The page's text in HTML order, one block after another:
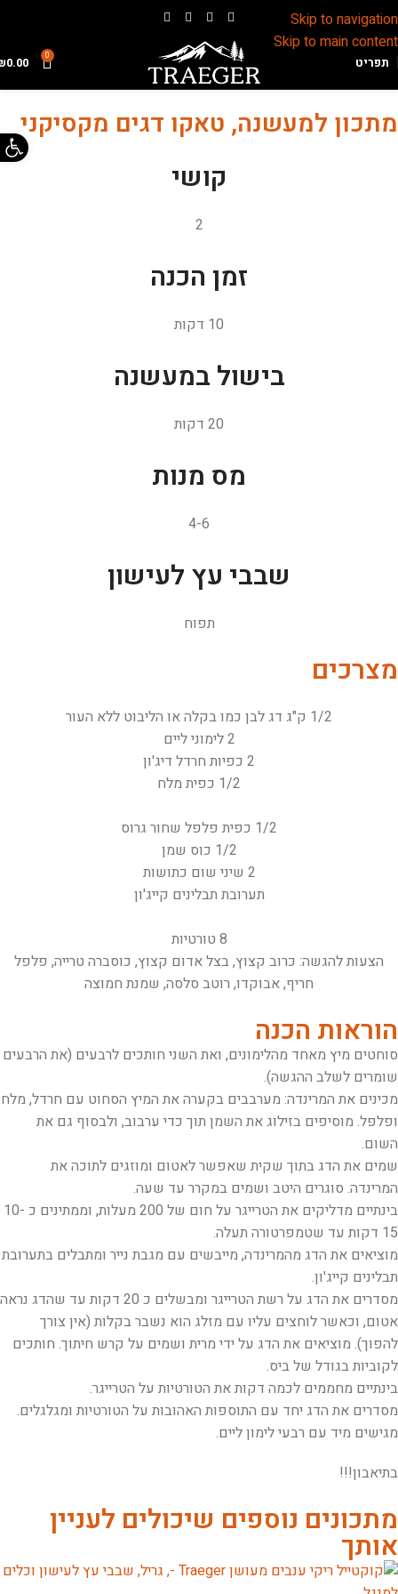
Skip to navigation
Skip to main content
תפריט 0
0.00
מתכון למעשנה, טאקו דגים מקסיקני
קושי
2
זמן הכנה
10 דקות
בישול במעשנה
20 דקות
מס מנות
4-6
שבבי עץ לעישון
תפוח
מצרכים
1/2 ק"ג דג לבן כמו בקלה או הליבוט ללא העור
2 לימוני ליים
2 כפיות חרדל דיג'ון
1/2 כפית מלח
1/2 כפית פלפל שחור גרוס
1/2 כוס שמן
2 שיני שום כתושות
תערובת תבלינים קייג'ון
8 טורטיות
הצעות להגשה: כרוב קצוץ, בצל אדום קצוץ, כוסברה טרייה, פלפל
חריף, אבוקדו, רוטב סלסה, שמנת חמוצה
הוראות הכנה
סוחטים מיץ מאחד מהלימונים, ואת השני חותכים לרבעים (את הרבעים
שומרים לשלב ההגשה).
מכינים את המרינדה: מערבבים בקערה את המיץ הסחוט עם חרדל, מלח
ופלפל. מוסיפים בזילוג את השמן תוך כדי ערבוב, ולבסוף גם את
השום.
שמים את הדג בתוך שקית שאפשר לאטום ומוזגים לתוכה את
המרינדה. סוגרים היטב ושמים במקרר עד שעה.
בינתיים מדליקים את הטרייגר על חום של 200 מעלות, וממתינים כ 10-
15 דקות עד שטמפרטורה תעלה.
מוציאים את הדג מהמרינדה, מייבשים עם מגבת נייר ומתבלים בתערובת
תבלינים קייג'ון.
מסדרים את הדג על רשת הטרייגר ומבשלים כ 20 דקות עד שהדג נראה
אטום, וכאשר לוחצים עליו עם מזלג הוא נשבר בקלות (אין צורך
להפוך). מוציאים את הדג על ידי מרית ושמים על קרש חיתוך. חותכים
לקוביות בגודל של ביס.
בינתיים מחממים לכמה דקות את הטורטיות על הטרייגר.
מסדרים את הדג יחד עם התוספות האהובות על הטורטיות ומגלגלים.
מגישים מיד עם רבעי לימון ליים.
בתיאבון!!!
מתכונים נוספים שיכולים לעניין
אותך